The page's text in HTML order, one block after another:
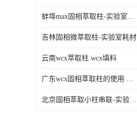
蚌埠max固相萃取柱-实验室耗材
吉林固相微萃取柱-实验室耗材
云南wcx萃取柱 wcx填料
广东wcx固相萃取柱的使用 wcx固相萃取柱通用流程
北京固相萃取小柱串联-实验室耗材